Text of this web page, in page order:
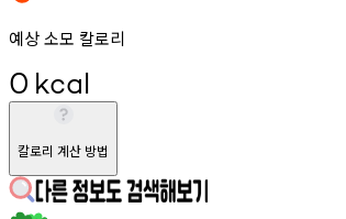
예상 소모 칼로리
0 kcal
칼로리 계산 방법